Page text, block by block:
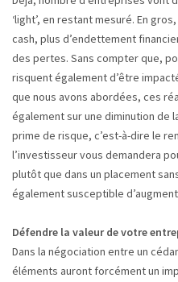
‘light’, en restant mesuré. En
cash, plus d’endettement
des pertes. Sans compter que,
risquent également d’être
que nous avons abordées, ces
également sur une diminution de
prime de risque, c’est-à-dire le
l’investisseur vous demandera
plutôt que dans un placement
également susceptible
Défendre la valeur de votre
Dans la négociation entre un
éléments auront forcément un